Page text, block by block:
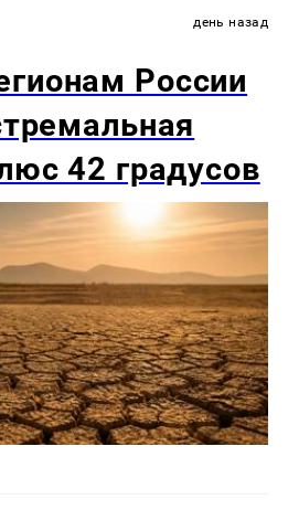
день назад
России
42 градусов